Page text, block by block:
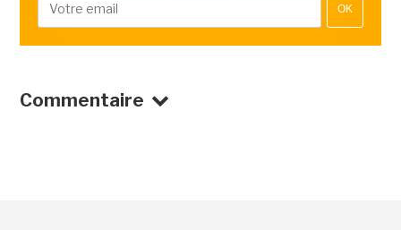
OK
Commentaire